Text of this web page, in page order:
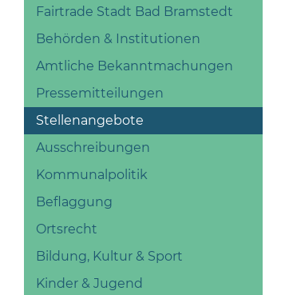
Fairtrade Stadt Bad Bramstedt
Behörden & Institutionen
Amtliche Bekanntmachungen
Pressemitteilungen
Stellenangebote
Ausschreibungen
Kommunalpolitik
Beflaggung
Ortsrecht
Bildung, Kultur & Sport
Kinder & Jugend